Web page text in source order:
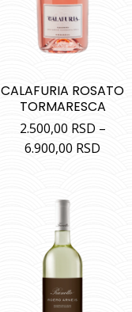
CALAFURIA ROSATO
TORMARESCA
2.500,00 RSD –
6.900,00 RSD